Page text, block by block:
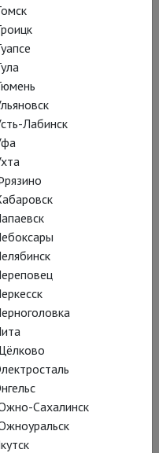
«Евгения
а потом и в
всего мира
исполнение
в
сочинения
сцены».
Петра
без
«Песни
Лабинск
Сахалинск